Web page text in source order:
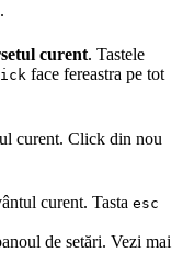
curent. Tastele
face fereastra pe tot
curent. Click din nou
curent. Tasta esc
de setări. Vezi mai